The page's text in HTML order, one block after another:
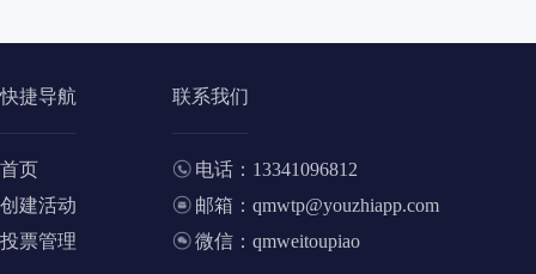
快捷导航
首页
创建活动
投票管理
联系我们
电话：13341096812
邮箱：qmwtp@youzhiapp.com
微信：qmweitoupiao